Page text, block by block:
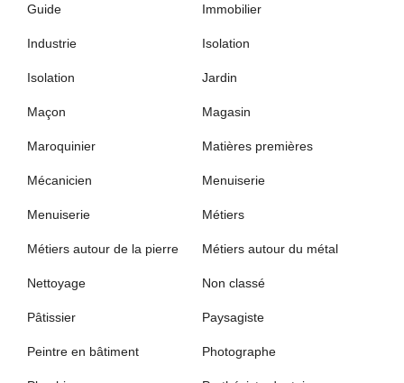
Guide Immobilier
Industrie Isolation
Isolation Jardin
Maçon Magasin
Maroquinier Matières premières
Mécanicien Menuiserie
Menuiserie Métiers
Métiers autour de la pierre Métiers autour du métal
Nettoyage Non classé
Pâtissier Paysagiste
Peintre en bâtiment Photographe